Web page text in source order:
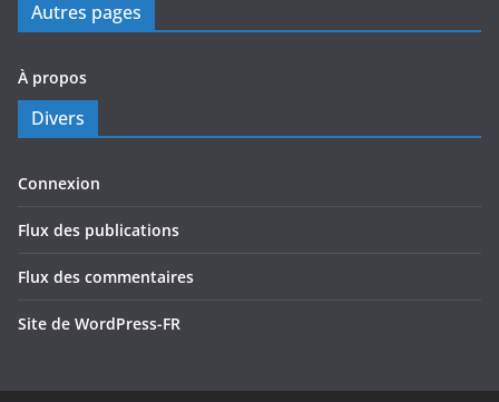
Autres pages
À propos
Divers
Connexion
Flux des publications
Flux des commentaires
Site de WordPress-FR